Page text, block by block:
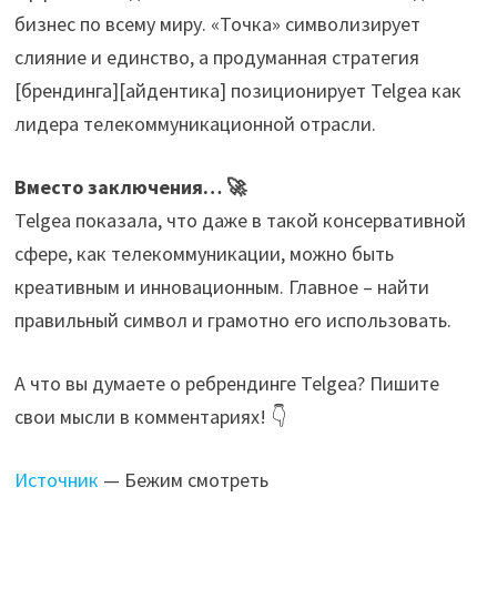
бизнес по всему миру. «Точка» символизирует
слияние и единство, а продуманная стратегия
[брендинга][айдентика] позиционирует Telgea как
лидера телекоммуникационной отрасли.
Вместо заключения… 🚀
Telgea показала, что даже в такой консервативной
сфере, как телекоммуникации, можно быть
креативным и инновационным. Главное – найти
правильный символ и грамотно его использовать.
А что вы думаете о ребрендинге Telgea? Пишите
свои мысли в комментариях! 👇
Источник — Бежим смотреть